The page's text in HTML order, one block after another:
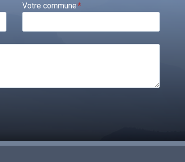
Votre commune*